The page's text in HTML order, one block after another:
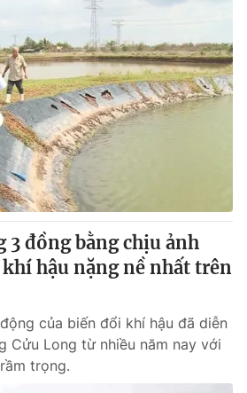
3 đồng bằng chịu ảnh
hậu nặng nề nhất trên
của biến đổi khí hậu đã diễn
Cửu Long từ nhiều năm nay với
trọng.